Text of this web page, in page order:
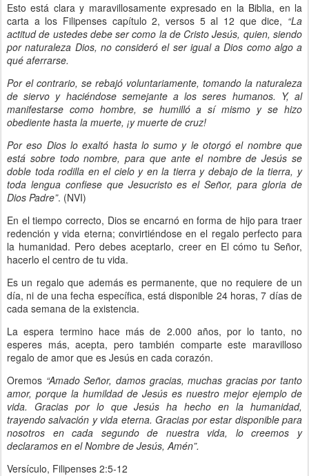
Esto está clara y maravillosamente expresado en la Biblia, en la
carta a los Filipenses capítulo 2, versos 5 al 12 que dice, “La
actitud de ustedes debe ser como la de Cristo Jesús, quien, siendo
por naturaleza Dios, no consideró el ser igual a Dios como algo a
qué aferrarse.
Por el contrario, se rebajó voluntariamente, tomando la naturaleza
de siervo y haciéndose semejante a los seres humanos. Y, al
manifestarse como hombre, se humilló a sí mismo y se hizo
obediente hasta la muerte, ¡y muerte de cruz!
Por eso Dios lo exaltó hasta lo sumo y le otorgó el nombre que
está sobre todo nombre, para que ante el nombre de Jesús se
doble toda rodilla en el cielo y en la tierra y debajo de la tierra, y
toda lengua confiese que Jesucristo es el Señor, para gloria de
Dios Padre”. (NVI)
En el tiempo correcto, Dios se encarnó en forma de hijo para traer
redención y vida eterna; convirtiéndose en el regalo perfecto para
la humanidad. Pero debes aceptarlo, creer en El cómo tu Señor,
hacerlo el centro de tu vida.
Es un regalo que además es permanente, que no requiere de un
día, ni de una fecha específica, está disponible 24 horas, 7 días de
cada semana de la existencia.
La espera termino hace más de 2.000 años, por lo tanto, no
esperes más, acepta, pero también comparte este maravilloso
regalo de amor que es Jesús en cada corazón.
Oremos “Amado Señor, damos gracias, muchas gracias por tanto
amor, porque la humildad de Jesús es nuestro mejor ejemplo de
vida. Gracias por lo que Jesús ha hecho en la humanidad,
trayendo salvación y vida eterna. Gracias por estar disponible para
nosotros en cada segundo de nuestra vida, lo creemos y
declaramos en el Nombre de Jesús, Amén”.
Versículo, Filipenses 2:5-12